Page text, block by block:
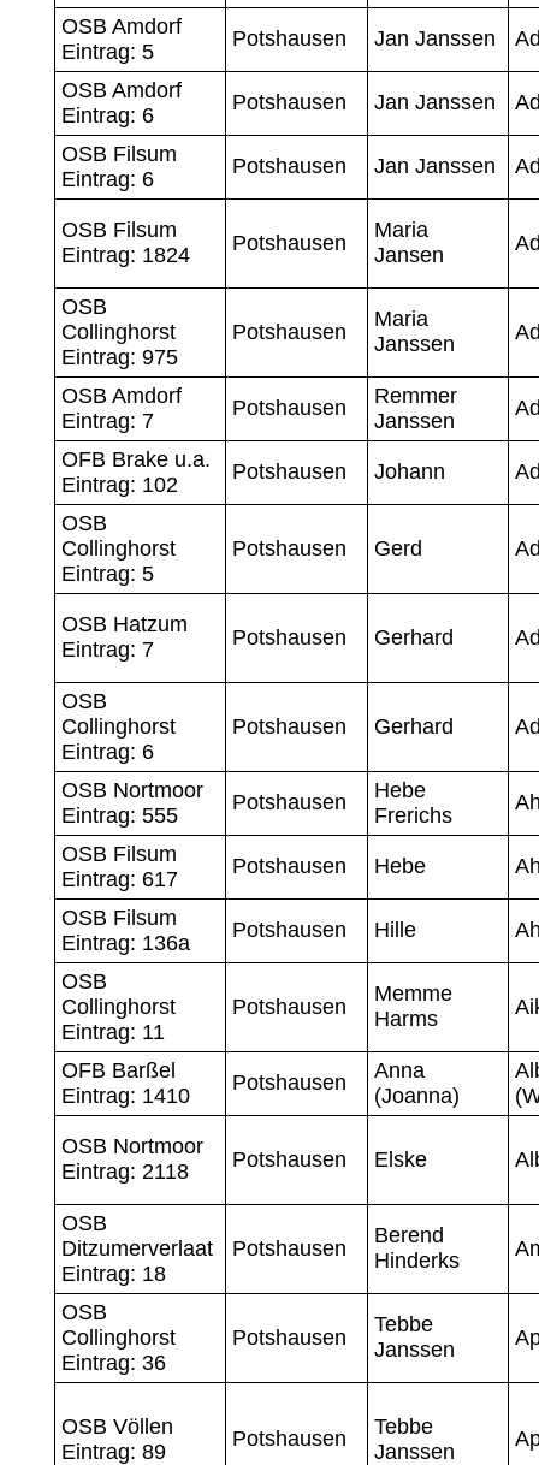
OSB Amdorf
Eintrag: 5
Potshausen Jan Janssen
OSB Amdorf
Eintrag: 6
Potshausen Jan Janssen
OSB Filsum
Eintrag: 6
Potshausen Jan Janssen
OSB Filsum
Eintrag: 1824
Potshausen
Maria
Jansen
OSB
Collinghorst
Eintrag: 975
Potshausen
Maria
Janssen
OSB Amdorf
Eintrag: 7
Potshausen
Remmer
Janssen
OFB Brake u.a.
Eintrag: 102
Potshausen Johann
OSB
Collinghorst
Eintrag: 5
Potshausen Gerd
OSB Hatzum
Eintrag: 7
Potshausen Gerhard
OSB
Collinghorst
Eintrag: 6
Potshausen Gerhard
OSB Nortmoor
Eintrag: 555
Potshausen
Hebe
Frerichs
OSB Filsum
Eintrag: 617
Potshausen Hebe
OSB Filsum
Eintrag: 136a
Potshausen Hille
OSB
Collinghorst
Eintrag: 11
Potshausen
Memme
Harms
OFB Barßel
Eintrag: 1410
Potshausen
Anna
(Joanna)
OSB Nortmoor
Eintrag: 2118
Potshausen Elske
OSB
Ditzumerverlaat
Eintrag: 18
Potshausen
Berend
Hinderks
OSB
Collinghorst
Eintrag: 36
Potshausen
Tebbe
Janssen
OSB Völlen
Eintrag: 89
Potshausen
Tebbe
Janssen